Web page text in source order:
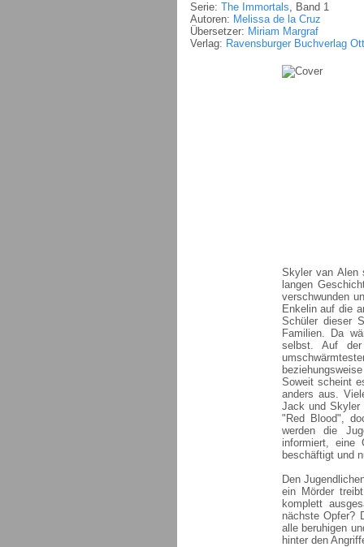
Serie: The Immortals, Band 1
Autoren: Melissa de la Cruz
Übersetzer: Miriam Margraf
Verlag: Ravensburger Buchverlag
Skyler van Alen
langen
verschwunden
Enkelin auf die
Schüler dieser
Familien. Da
selbst. Auf
Soweit scheint
anders aus.
Jack und Skyler
"Red Blood",
werden die
informiert, eine
beschäftigt und
Den
ein Mörder
komplett
nächste Opfer?
alle beruhigen
hinter den